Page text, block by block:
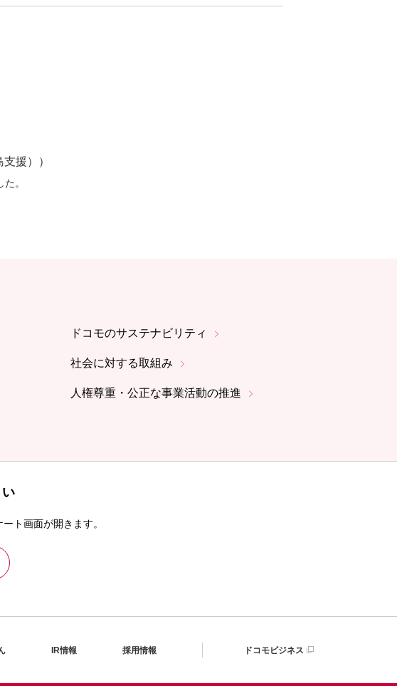
援））
。
ドコモのサステナビリティ
社会に対する取組み
人権尊重・公正な事業活動の推進
ト画面が開きます。
IR情報 採用情報 ドコモビジネス